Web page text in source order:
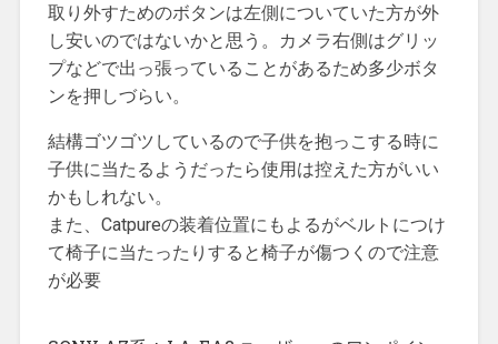
取り外すためのボタンは左側についていた方が外
し安いのではないかと思う。カメラ右側はグリッ
プなどで出っ張っていることがあるため多少ボタ
ンを押しづらい。
結構ゴツゴツしているので子供を抱っこする時に
子供に当たるようだったら使用は控えた方がいい
かもしれない。
また、Catpureの装着位置にもよるがベルトにつけ
て椅子に当たったりすると椅子が傷つくので注意
が必要